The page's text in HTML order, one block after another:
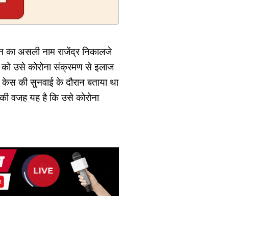
का असली नाम राजेंद्र निकालजे
को उसे कोरोना संक्रमण से इलाज
की सुनवाई के दौरान बताया था
वजह यह है कि उसे कोरोना